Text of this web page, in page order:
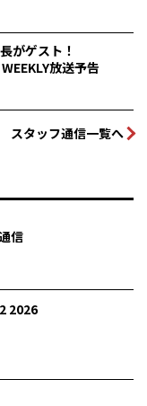
がゲスト！
放送予告
スタッフ通信一覧へ
信
2026